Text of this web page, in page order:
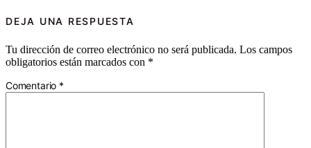
DEJA UNA RESPUESTA
Tu dirección de correo electrónico no será publicada. Los campos
obligatorios están marcados con *
Comentario *